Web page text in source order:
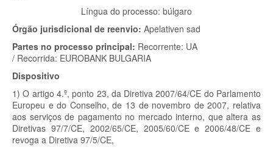
Língua do processo: búlgaro
Órgão jurisdicional de reenvio: Apelativen sad
Partes no processo principal: Recorrente: UA
/ Recorrida: EUROBANK BULGARIA
Dispositivo
1) O artigo 4.º, ponto 23, da Diretiva 2007/64/CE do Parlamento
Europeu e do Conselho, de 13 de novembro de 2007, relativa
aos serviços de pagamento no mercado interno, que altera as
Diretivas 97/7/CE, 2002/65/CE, 2005/60/CE e 2006/48/CE e
revoga a Diretiva 97/5/CE,